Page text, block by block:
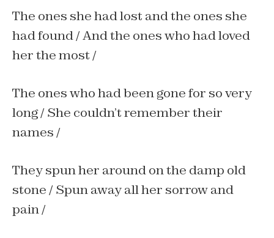
The ones she had lost and the ones she
had found /And the ones who had loved
her the most /
The ones who had been gone for so very
long /She couldn’t remember their
names /
They spun her around on the damp old
stone /Spun away all her sorrow and
pain /